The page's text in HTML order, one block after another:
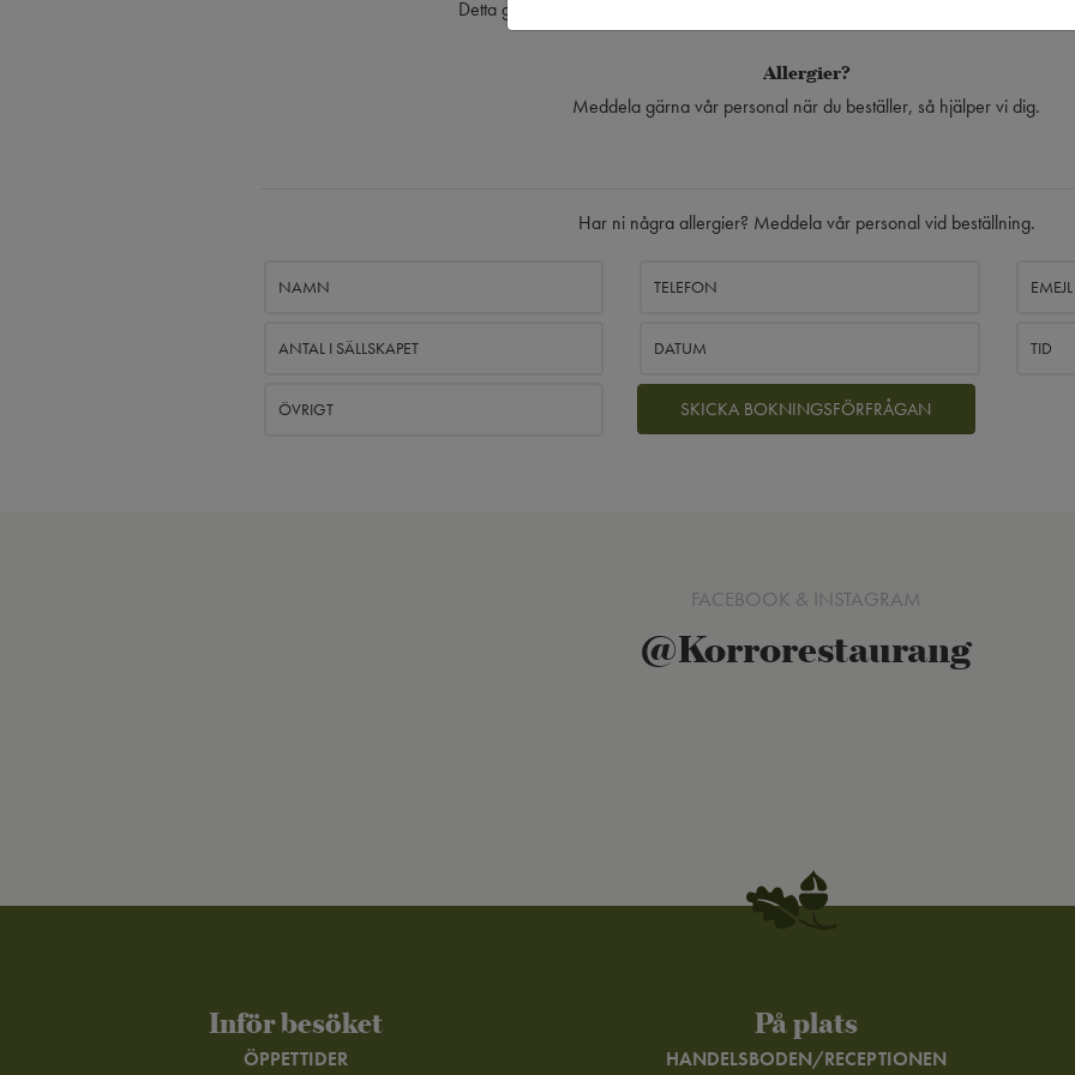
Detta gäller vardagskvällar och helger, men inte röda dagar eller tillfällen med
Allergier?
Meddela gärna vår personal när du beställer, så hjälper vi dig.
Har ni några allergier? Meddela vår personal vid beställning.
FACEBOOK & INSTAGRAM
@Korrorestaurang
Inför besöket
ÖPPETTIDER
På plats
HANDELSBODEN/RECEPTIONEN